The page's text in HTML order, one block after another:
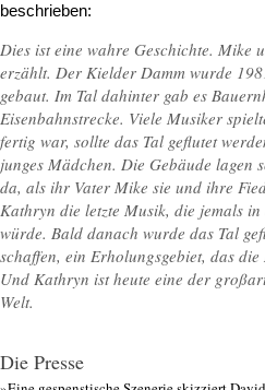
beschrieben:
Dies ist eine wahre Geschichte. Mike
erzählt. Der Kielder Damm wurde
gebaut. Im Tal dahinter gab es
Eisenbahnstrecke. Viele Musiker
fertig war, sollte das Tal geflutet
junges Mädchen. Die Gebäude lagen
da, als ihr Vater Mike sie und ihre
Kathryn die letzte Musik, die jemals
würde. Bald danach wurde das Tal
schaffen, ein Erholungsgebiet, das
Und Kathryn ist heute eine der
Welt.
Die Presse